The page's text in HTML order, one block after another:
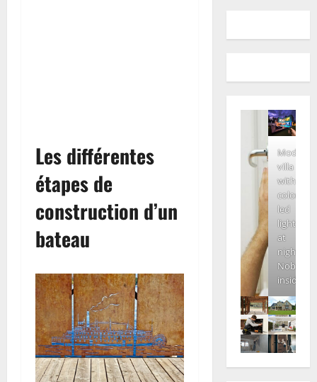
Les différentes
étapes de
construction d’un
bateau
Modern
villa
with
colored
led
lights
at
night.
Nobody
inside